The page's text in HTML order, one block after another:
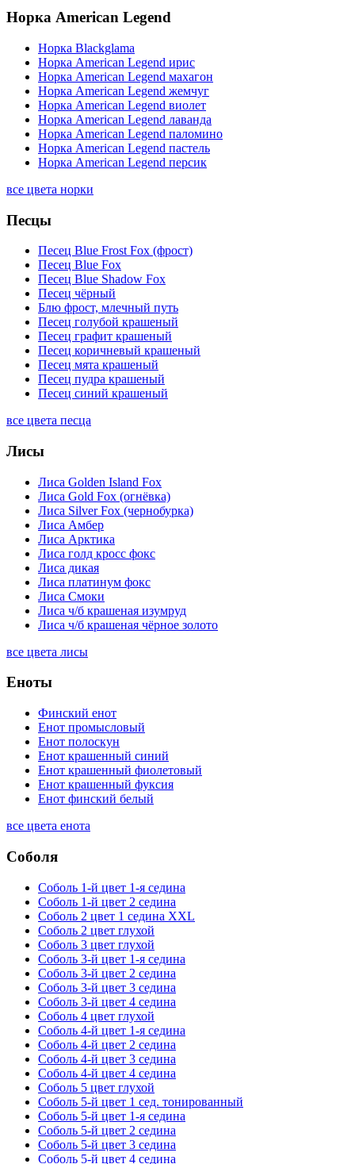
Норка American Legend
Норка Blackglama
Норка American Legend ирис
Норка American Legend махагон
Норка American Legend жемчуг
Норка American Legend виолет
Норка American Legend лаванда
Норка American Legend паломино
Норка American Legend пастель
Норка American Legend персик
все цвета норки
Песцы
Песец Blue Frost Fox (фрост)
Песец Blue Fox
Песец Blue Shadow Fox
Песец чёрный
Блю фрост, млечный путь
Песец голубой крашеный
Песец графит крашеный
Песец коричневый крашеный
Песец мята крашеный
Песец пудра крашеный
Песец синий крашеный
все цвета песца
Лисы
Лиса Golden Island Fox
Лиса Gold Fox (огнёвка)
Лиса Silver Fox (чернобурка)
Лиса Амбер
Лиса Арктика
Лиса голд кросс фокс
Лиса дикая
Лиса платинум фокс
Лиса Смоки
Лиса ч/б крашеная изумруд
Лиса ч/б крашеная чёрное золото
все цвета лисы
Еноты
Финский енот
Енот промысловый
Енот полоскун
Енот крашенный синий
Енот крашенный фиолетовый
Енот крашенный фуксия
Енот финский белый
все цвета енота
Соболя
Соболь 1-й цвет 1-я седина
Соболь 1-й цвет 2 седина
Соболь 2 цвет 1 седина XXL
Соболь 2 цвет глухой
Соболь 3 цвет глухой
Соболь 3-й цвет 1-я седина
Соболь 3-й цвет 2 седина
Соболь 3-й цвет 3 седина
Соболь 3-й цвет 4 седина
Соболь 4 цвет глухой
Соболь 4-й цвет 1-я седина
Соболь 4-й цвет 2 седина
Соболь 4-й цвет 3 седина
Соболь 4-й цвет 4 седина
Соболь 5 цвет глухой
Соболь 5-й цвет 1 сед. тонированный
Соболь 5-й цвет 1-я седина
Соболь 5-й цвет 2 седина
Соболь 5-й цвет 3 седина
Соболь 5-й цвет 4 седина